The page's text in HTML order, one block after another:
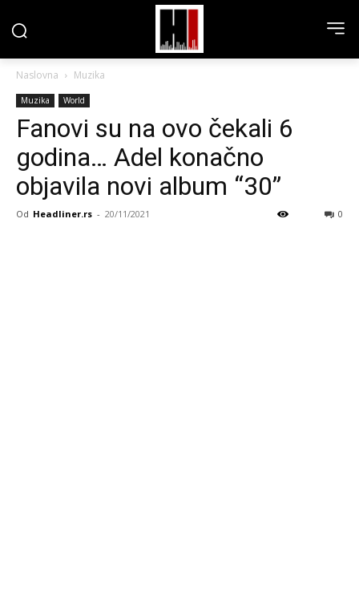
Naslovna Muzika
Muzika World
Fanovi su na ovo čekali 6
godina… Adel konačno
objavila novi album “30”
Od Headliner.rs - 20/11/2021 0